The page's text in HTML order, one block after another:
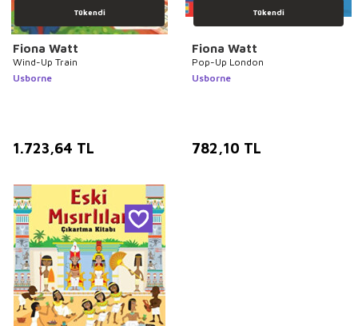
Tükendi
Fiona Watt
Wind-Up Train
Usborne
1.723,64 TL
Tükendi
Fiona Watt
Pop-Up London
Usborne
782,10 TL